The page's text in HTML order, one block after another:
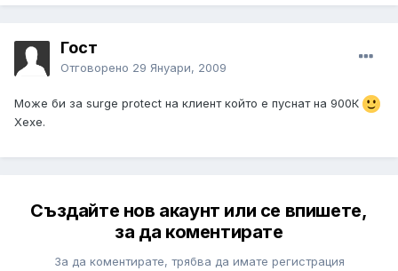
Гост
Отговорено 29 Януари, 2009
Може би за surge protect на клиент който е пуснат на 900К
Хехе.
Създайте нов акаунт или се впишете,
за да коментирате
За да коментирате, трябва да имате регистрация